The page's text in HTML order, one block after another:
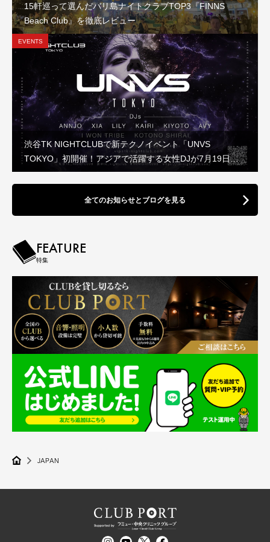
15軒巡って選んだバリ島ナイトクラブTOP3『FINNS
Beach Club』を徹底レビュー
EVENTS
渋谷TK NIGHTCLUBで新テクノイベント「UNVS
TOKYO」初開催！アジアで活躍する女性DJが7月19日に
集結
全てのお知らせとブログを見る
FEATURE
特集
JAPAN